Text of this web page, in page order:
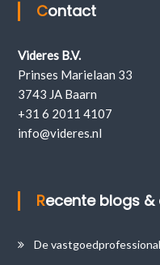
Contact
Videres B.V.
Prinses Marielaan 33
3743 JA Baarn
+31 6 2011 4107
info@videres.nl
Recente blogs
De